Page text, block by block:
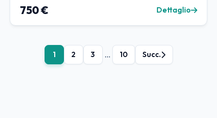
750 € Dettaglio
1 2 3 ... 10 Succ.